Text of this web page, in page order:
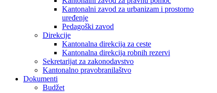
Kantonalni zavod za urbanizam i prostorno
uređenje
Pedagoški zavod
Direkcije
Kantonalna direkcija za ceste
Kantonalna direkcija robnih rezervi
Sekretarijat za zakonodavstvo
Kantonalno pravobranilaštvo
Dokumenti
Budžet